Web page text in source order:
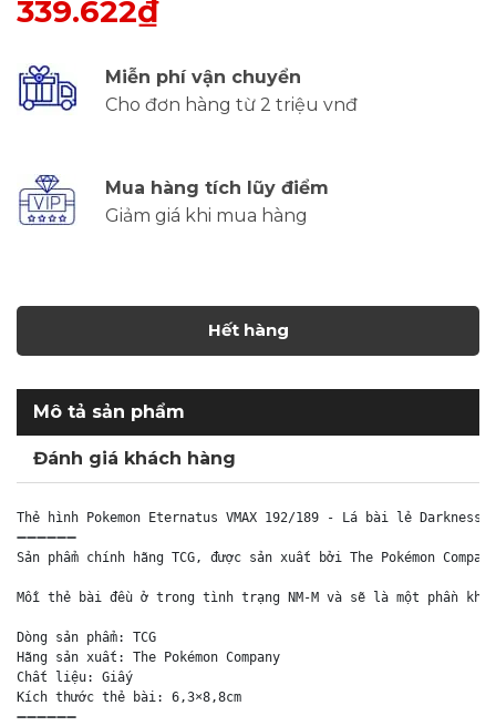
339.622₫
Miễn phí vận chuyển
Cho đơn hàng từ 2 triệu vnđ
Mua hàng tích lũy điểm
Giảm giá khi mua hàng
Hết hàng
Mô tả sản phẩm
Đánh giá khách hàng
Thẻ hình Pokemon Eternatus VMAX 192/189 - Lá bài lẻ
➖➖➖➖➖➖
Sản phẩm chính hãng TCG, được sản xuất bởi The Pokémon
Mỗi thẻ bài đều ở trong tình trạng NM-M và sẽ là một phần
Dòng sản phẩm: TCG
Hãng sản xuất: The Pokémon Company
Chất liệu: Giấy
Kích thước thẻ bài: 6,3×8,8cm
➖➖➖➖➖➖